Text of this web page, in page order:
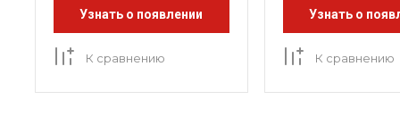
Узнать о появлении
К сравнению
Узнать о
К сравнению